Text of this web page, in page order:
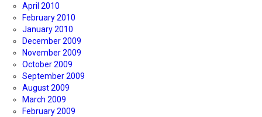
April 2010
February 2010
January 2010
December 2009
November 2009
October 2009
September 2009
August 2009
March 2009
February 2009